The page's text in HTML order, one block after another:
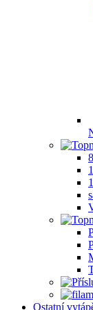
Ostatní